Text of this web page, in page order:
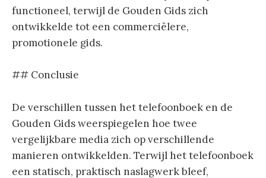
functioneel, terwijl de Gouden Gids zich
ontwikkelde tot een commerciëlere,
promotionele gids.
## Conclusie
De verschillen tussen het telefoonboek en de
Gouden Gids weerspiegelen hoe twee
vergelijkbare media zich op verschillende
manieren ontwikkelden. Terwijl het telefoonboek
een statisch, praktisch naslagwerk bleef,